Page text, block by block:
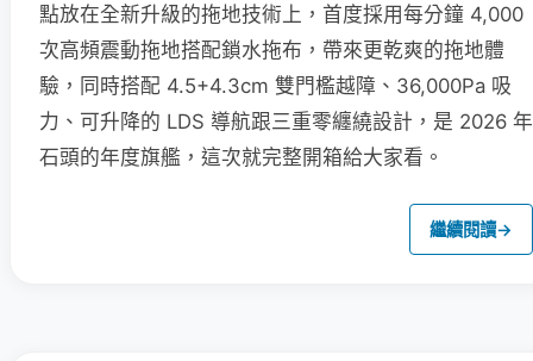
點放在全新升級的拖地技術上，首度採用每分鐘 4,000
次高頻震動拖地搭配鎖水拖布，帶來更乾爽的拖地體
驗，同時搭配 4.5+4.3cm 雙門檻越障、36,000Pa 吸
力、可升降的 LDS 導航跟三重零纏繞設計，是 2026 年
石頭的年度旗艦，這次就完整開箱給大家看。
繼續閱讀→